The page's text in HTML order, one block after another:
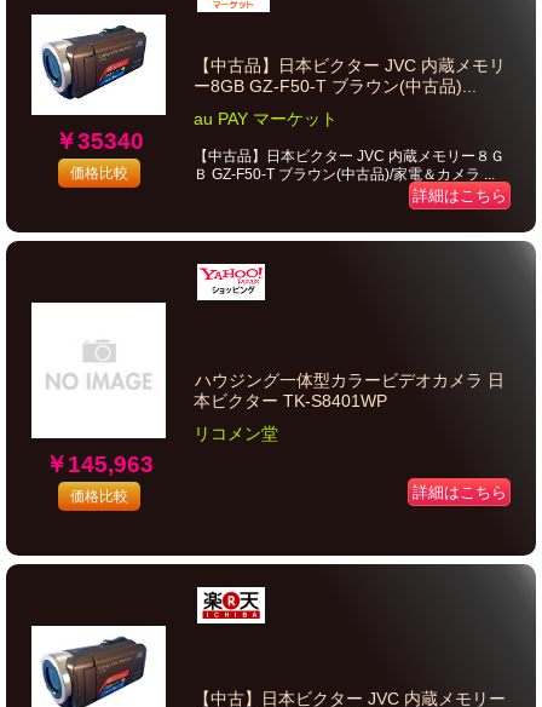
￥35340
価格比較
【中古品】日本ビクター JVC 内蔵メモリ
ー8GB GZ-F50-T ブラウン(中古品)...
au PAY マーケット
【中古品】日本ビクター JVC 内蔵メモリー８Ｇ
Ｂ GZ-F50-T ブラウン(中古品)/家電＆カメラ ...
詳細はこちら
￥145,963
価格比較
ハウジング一体型カラービデオカメラ 日
本ビクター TK-S8401WP
リコメン堂
詳細はこちら
【中古】日本ビクター JVC 内蔵メモリー